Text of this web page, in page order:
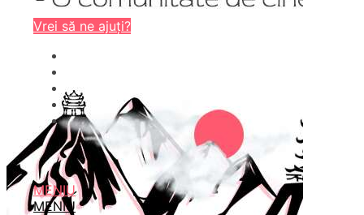
Vrei să ne ajuți?
MENIU
MENIU